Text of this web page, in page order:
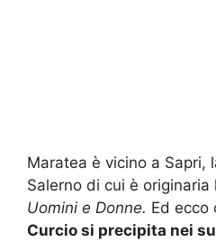
Maratea è vicino a Sapri,
Salerno di cui è originaria
Uomini e Donne. Ed ecco
Curcio si precipita nei